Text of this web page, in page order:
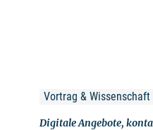
Vortrag & Wissenschaft
Digitale Angebote,